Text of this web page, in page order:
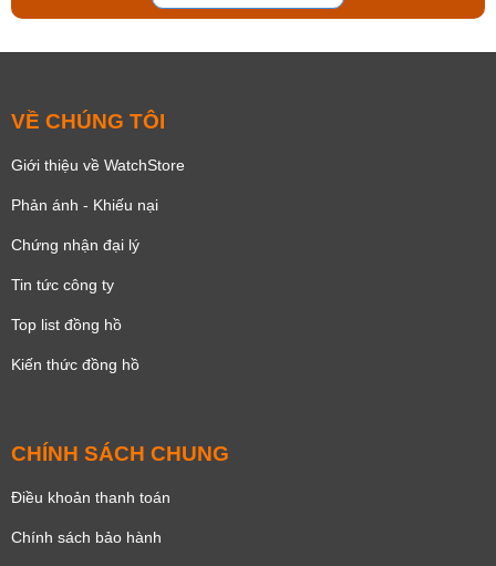
VỀ CHÚNG TÔI
Giới thiệu về WatchStore
Phản ánh - Khiếu nại
Chứng nhận đại lý
Tin tức công ty
Top list đồng hồ
Kiến thức đồng hồ
CHÍNH SÁCH CHUNG
Điều khoản thanh toán
Chính sách bảo hành